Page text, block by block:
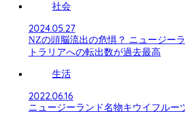
社会
2024.05.27
NZの頭脳流出の危惧？ ニュージー
トラリアへの転出数が過去最高
生活
2022.06.16
ニュージーランド名物キウイフルー